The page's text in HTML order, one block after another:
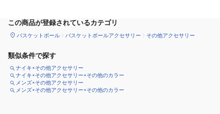
この商品が登録されているカテゴリ
バスケットボール バスケットボールアクセサリー その他アクセサリー
類似条件で探す
ナイキ×その他アクセサリー
ナイキ×その他アクセサリー×その他のカラー
メンズ×その他アクセサリー
メンズ×その他アクセサリー×その他のカラー